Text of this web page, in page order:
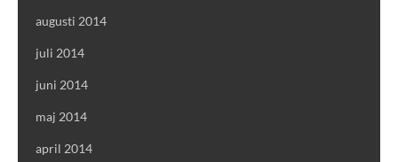
augusti 2014
juli 2014
juni 2014
maj 2014
april 2014